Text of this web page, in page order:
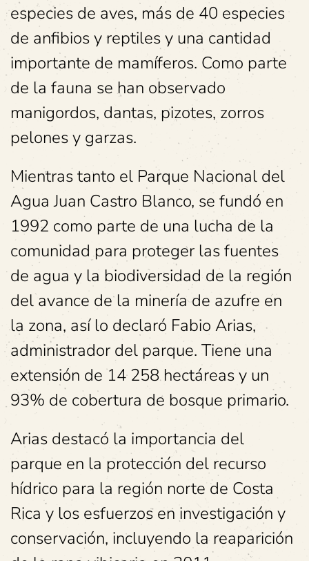
especies de aves, más de 40 especies
de anfibios y reptiles y una cantidad
importante de mamíferos. Como parte
de la fauna se han observado
manigordos, dantas, pizotes, zorros
pelones y garzas.
Mientras tanto el Parque Nacional del
Agua Juan Castro Blanco, se fundó en
1992 como parte de una lucha de la
comunidad para proteger las fuentes
de agua y la biodiversidad de la región
del avance de la minería de azufre en
la zona, así lo declaró Fabio Arias,
administrador del parque. Tiene una
extensión de 14 258 hectáreas y un
93% de cobertura de bosque primario.
Arias destacó la importancia del
parque en la protección del recurso
hídrico para la región norte de Costa
Rica y los esfuerzos en investigación y
conservación, incluyendo la reaparición